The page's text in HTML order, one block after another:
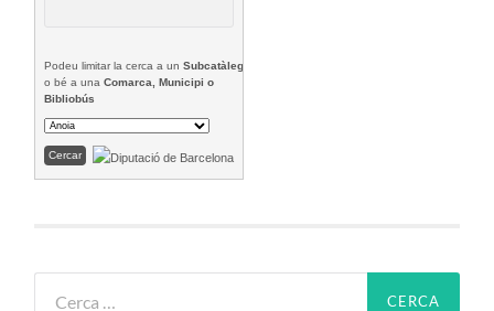
Podeu limitar la cerca a unSubcatàleg
o bé a unaComarca, Municipi o
Bibliobús